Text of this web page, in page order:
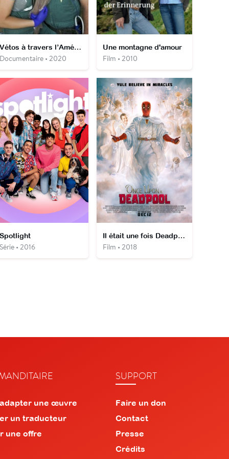
Vétos à travers l’Amérique
• 2020
Une montagne d'amour
Film • 2010
• 2016
Il était une fois Deadpool
Film • 2018
une œuvre
un traducteur
une offre
SUPPORT
Faire un don
Contact
Presse
Crédits